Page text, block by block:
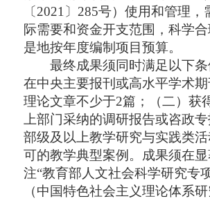
〔 2021〕285号）使用和管理，
际需要和资金开支范围，科学
是地按年度编制项目预算。
最终成果须同时满足以下条
在中央主要报刊或高水平学术
理论文章不少于2篇；（二）获
上部门采纳的调研报告或咨政
部级及以上教学研究与实践类
可的教学典型案例。成果须在
注“教育部人文社会科学研究专
（中国特色社会主义理论体系